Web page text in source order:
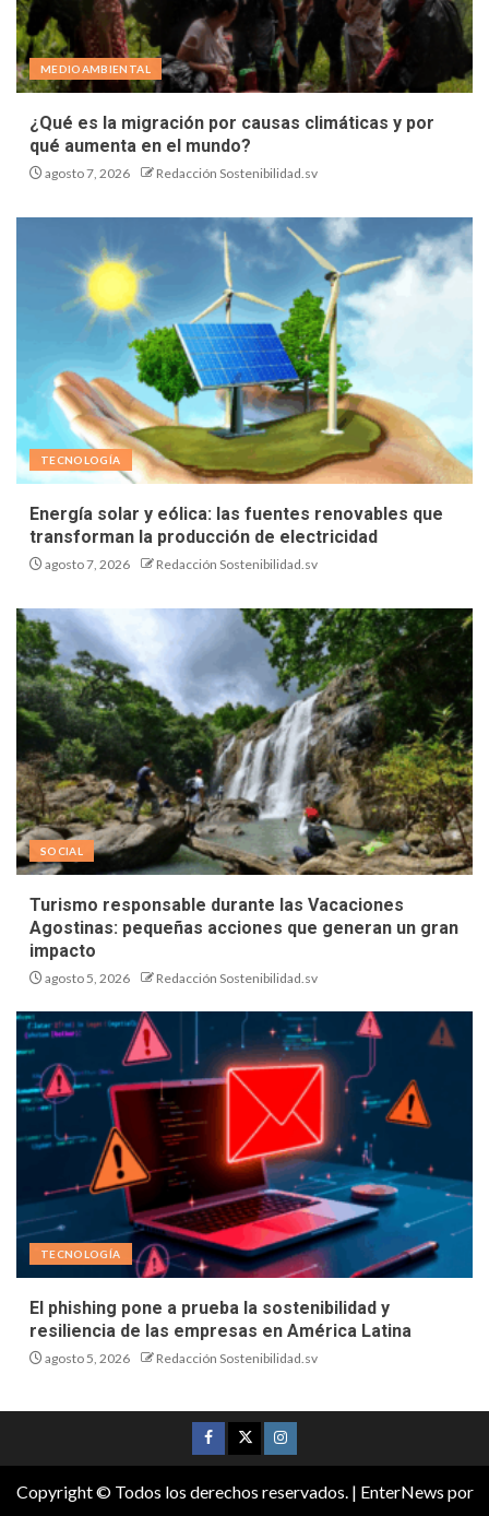
MEDIOAMBIENTAL
¿Qué es la migración por causas climáticas y por
qué aumenta en el mundo?
agosto 7, 2026 Redacción Sostenibilidad.sv
TECNOLOGÍA
Energía solar y eólica: las fuentes renovables que
transforman la producción de electricidad
agosto 7, 2026 Redacción Sostenibilidad.sv
SOCIAL
Turismo responsable durante las Vacaciones
Agostinas: pequeñas acciones que generan un gran
impacto
agosto 5, 2026 Redacción Sostenibilidad.sv
TECNOLOGÍA
El phishing pone a prueba la sostenibilidad y
resiliencia de las empresas en América Latina
agosto 5, 2026 Redacción Sostenibilidad.sv
Copyright © Todos los derechos reservados. | EnterNews por